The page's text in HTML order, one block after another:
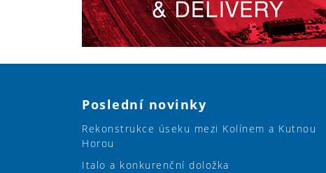
Poslední novinky
Rekonstrukce úseku mezi Kolínem a Kutnou
Horou
Italo a konkurenční doložka